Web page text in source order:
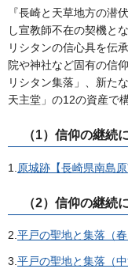
『長崎と天草地方の潜
し宣教師不在の契機と
リシタンの信心具を伝
院や神社など固有の信
リシタン集落」、新た
天主堂」の12の資産で
（1）信仰の継続
1. 原城跡【長崎県南島原
（2）信仰の継続
2.平戸の聖地と集落（
3.平戸の聖地と集落（